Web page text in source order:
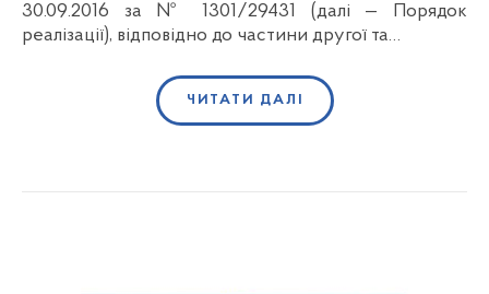
30.09.2016 за № 1301/29431 (далі — Порядок
реалізації), відповідно до частини другої та…
ЧИТАТИ ДАЛІ